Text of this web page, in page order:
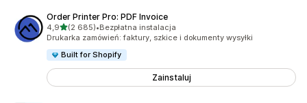
Order Printer Pro: PDF Invoice
4,9na 5 gwiazdek
(2 685)
Łączna liczba recenzji: 2685
•Bezpłatna instalacja
Drukarka zamówień: faktury, szkice i dokumenty wysyłki
Built for Shopify
Zainstaluj